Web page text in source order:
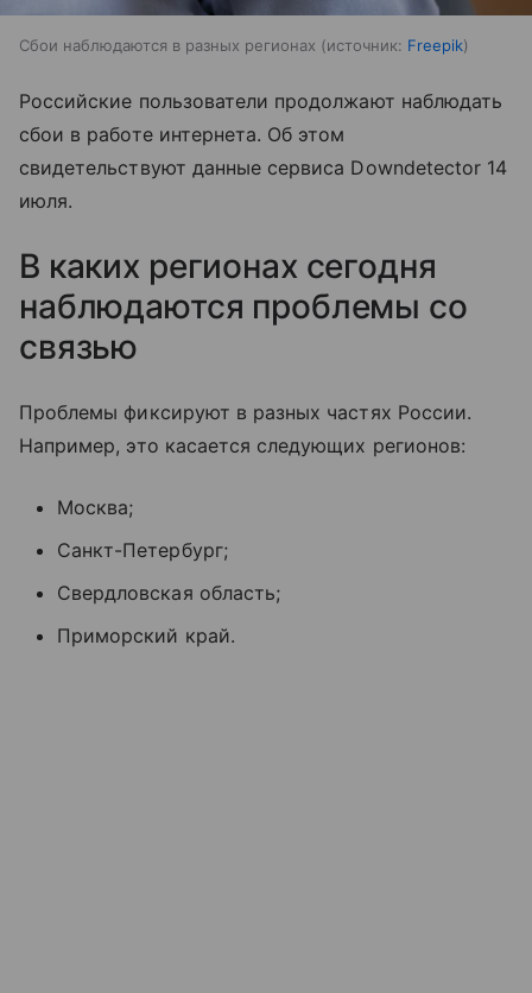
Сбои наблюдаются в разных регионах источник: Freepik
Российские пользователи продолжают наблюдать
сбои в работе интернета. Об этом
свидетельствуют данные сервиса Downdetector 14
июля.
В каких регионах сегодня
наблюдаются проблемы со
связью
Проблемы фиксируют в разных частях России.
Например, это касается следующих регионов:
Москва;
Санкт-Петербург;
Свердловская область;
Приморский край.